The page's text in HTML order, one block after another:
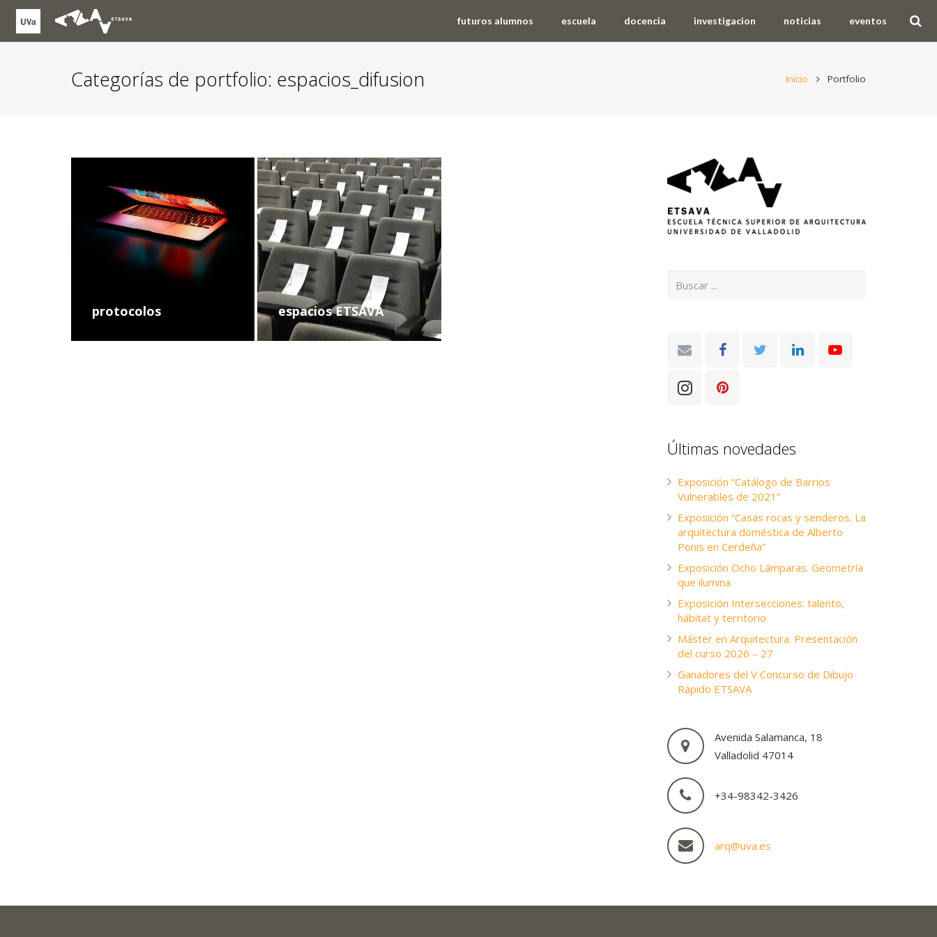
futuros alumnos escuela docencia investigacion noticias eventos
Categorías de portfolio: espacios_difusion Inicio Portfolio
protocolos espacios ETSAVA
Últimas novedades
Exposición “Catálogo de Barrios
Vulnerables de 2021”
Exposición “Casas rocas y senderos. La
arquitectura doméstica de Alberto
Ponis en Cerdeña”
Exposición Ocho Lámparas. Geometría
que ilumina
Exposición Intersecciones: talento,
hábitat y territorio
Máster en Arquitectura. Presentación
del curso 2026 – 27
Ganadores del V Concurso de Dibujo
Rápido ETSAVA
Avenida Salamanca, 18
Valladolid 47014
+34-98342-3426
arq@uva.es